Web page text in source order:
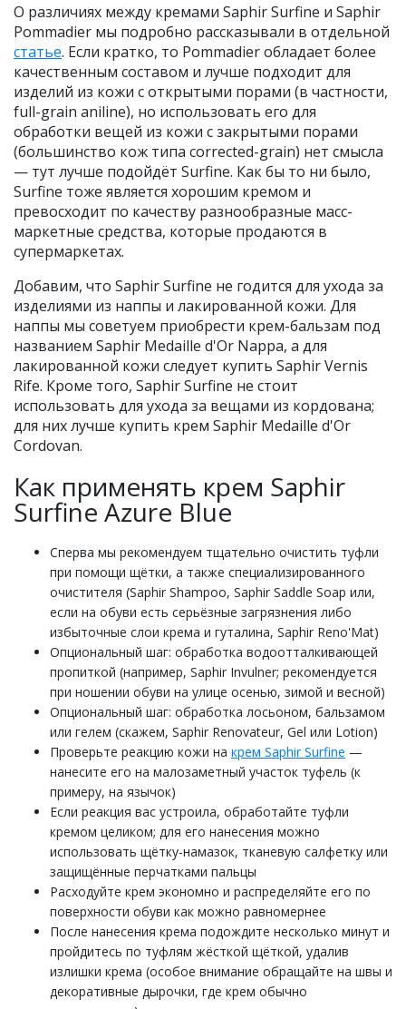
О различиях между кремами Saphir Surfine и Saphir
Pommadier мы подробно рассказывали в отдельной
статье. Если кратко, то Pommadier обладает более
качественным составом и лучше подходит для
изделий из кожи с открытыми порами (в частности,
full-grain aniline), но использовать его для
обработки вещей из кожи с закрытыми порами
(большинство кож типа corrected-grain) нет смысла
— тут лучше подойдёт Surfine. Как бы то ни было,
Surfine тоже является хорошим кремом и
превосходит по качеству разнообразные масс-
маркетные средства, которые продаются в
супермаркетах.
Добавим, что Saphir Surfine не годится для ухода за
изделиями из наппы и лакированной кожи. Для
наппы мы советуем приобрести крем-бальзам под
названием Saphir Medaille d'Or Nappa, а для
лакированной кожи следует купить Saphir Vernis
Rife. Кроме того, Saphir Surfine не стоит
использовать для ухода за вещами из кордована;
для них лучше купить крем Saphir Medaille d'Or
Cordovan.
Как применять крем Saphir
Surfine Azure Blue
Сперва мы рекомендуем тщательно очистить туфли
при помощи щётки, а также специализированного
очистителя (Saphir Shampoo, Saphir Saddle Soap или,
если на обуви есть серьёзные загрязнения либо
избыточные слои крема и гуталина, Saphir Reno'Mat)
Опциональный шаг: обработка водоотталкивающей
пропиткой (например, Saphir Invulner; рекомендуется
при ношении обуви на улице осенью, зимой и весной)
Опциональный шаг: обработка лосьоном, бальзамом
или гелем (скажем, Saphir Renovateur, Gel или Lotion)
Проверьте реакцию кожи на крем Saphir Surfine —
нанесите его на малозаметный участок туфель (к
примеру, на язычок)
Если реакция вас устроила, обработайте туфли
кремом целиком; для его нанесения можно
использовать щётку-намазок, тканевую салфетку или
защищённые перчатками пальцы
Расходуйте крем экономно и распределяйте его по
поверхности обуви как можно равномернее
После нанесения крема подождите несколько минут и
пройдитесь по туфлям жёсткой щёткой, удалив
излишки крема (особое внимание обращайте на швы и
декоративные дырочки, где крем обычно